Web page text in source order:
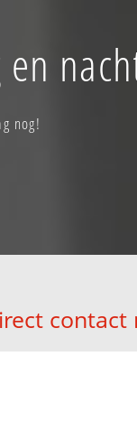
nog!
contact